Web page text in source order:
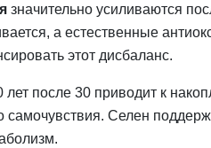
значительно усиливаются
а естественные
этот дисбаланс.
после 30 приводит к
Селен